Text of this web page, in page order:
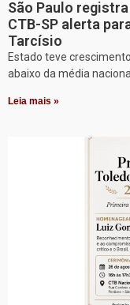
São Paulo
CTB-SP alerta
Tarcísio
Estado teve
abaixo da média
Leia mais »